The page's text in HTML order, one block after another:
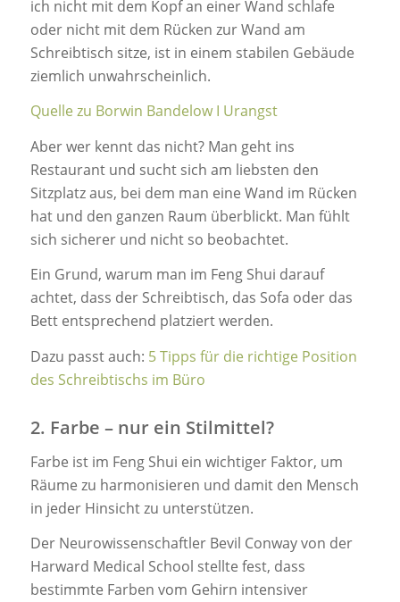
ich nicht mit dem Kopf an einer Wand schlafe
oder nicht mit dem Rücken zur Wand am
Schreibtisch sitze, ist in einem stabilen Gebäude
ziemlich unwahrscheinlich.
Quelle zu Borwin Bandelow I Urangst
Aber wer kennt das nicht? Man geht ins
Restaurant und sucht sich am liebsten den
Sitzplatz aus, bei dem man eine Wand im Rücken
hat und den ganzen Raum überblickt. Man fühlt
sich sicherer und nicht so beobachtet.
Ein Grund, warum man im Feng Shui darauf
achtet, dass der Schreibtisch, das Sofa oder das
Bett entsprechend platziert werden.
Dazu passt auch: 5 Tipps für die richtige Position
des Schreibtischs im Büro
2. Farbe – nur ein Stilmittel?
Farbe ist im Feng Shui ein wichtiger Faktor, um
Räume zu harmonisieren und damit den Mensch
in jeder Hinsicht zu unterstützen.
Der Neurowissenschaftler Bevil Conway von der
Harward Medical School stellte fest, dass
bestimmte Farben vom Gehirn intensiver